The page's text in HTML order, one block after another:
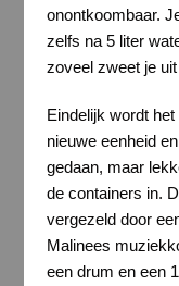
onontkoombaar.
zelfs na 5 liter
zoveel zweet je
Eindelijk wordt
nieuwe eenheid
gedaan, maar
de containers in.
vergezeld door
Malinees
een drum en een